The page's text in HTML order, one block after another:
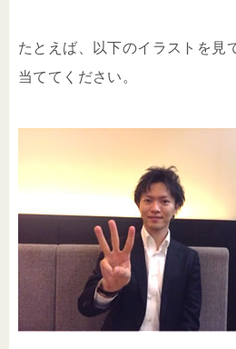
たとえば、以下のイラストを見
当ててください。